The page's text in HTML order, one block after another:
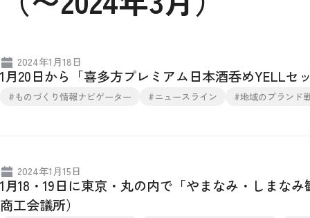
2024年1月18日
1月20日から「喜多方プレミアム日本酒呑めYELL
#ものづくり情報ナビゲーター #ニュースライン #地域のブランド
2024年1月15日
1月18・19日に東京・丸の内で「やまなみ・しまな
商工会議所）